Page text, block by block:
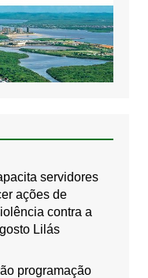
servidores
ações de
contra a
Lilás
programação